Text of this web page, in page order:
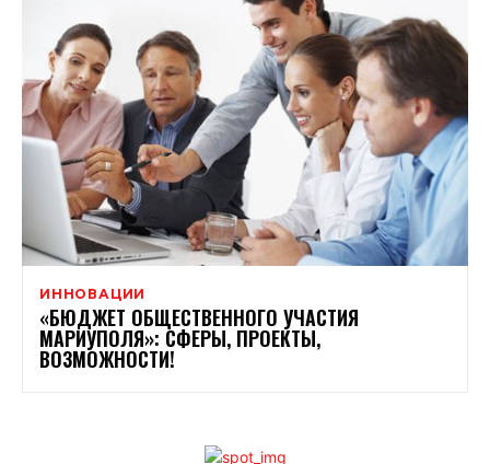
ИННОВАЦИИ
«БЮДЖЕТ ОБЩЕСТВЕННОГО УЧАСТИЯ
МАРИУПОЛЯ»: СФЕРЫ, ПРОЕКТЫ,
ВОЗМОЖНОСТИ!